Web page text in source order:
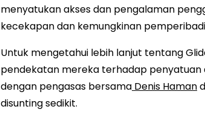
menyatukan akses dan pengalaman
kecekapan dan kemungkinan
Untuk mengetahui lebih lanjut tentang
pendekatan mereka terhadap penyatuan
dengan pengasas bersama Denis Haman
disunting sedikit.